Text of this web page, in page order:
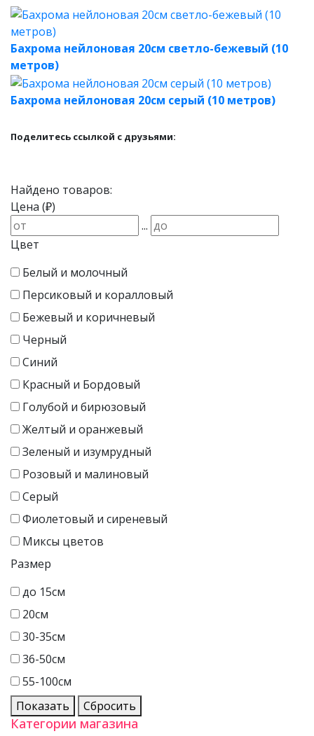
Бахрома нейлоновая 20см светло-бежевый (10
метров)
Бахрома нейлоновая 20см серый (10 метров)
Поделитесь ссылкой с друзьями:
Найдено товаров:
Цена (₽)
...
Цвет
Белый и молочный
Персиковый и коралловый
Бежевый и коричневый
Черный
Синий
Красный и Бордовый
Голубой и бирюзовый
Желтый и оранжевый
Зеленый и изумрудный
Розовый и малиновый
Серый
Фиолетовый и сиреневый
Миксы цветов
Размер
до 15см
20см
30-35см
36-50см
55-100см
Показать
Сбросить
Категории магазина